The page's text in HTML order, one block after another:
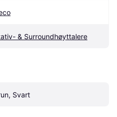
& Surroundhøyttalere
Svart